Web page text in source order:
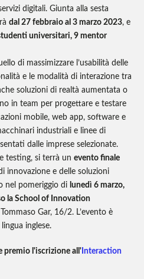
digitali. Giunta alla sesta
dal 27 febbraio al 3 marzo 2023, e
universitari, 9 mentor
di massimizzare l’usabilità delle
e le modalità di interazione tra
soluzioni di realtà aumentata o
in team per progettare e testare
mobile, web app, software e
industriali e linee di
dalle imprese selezionate.
testing, si terrà un evento finale
innovazione e delle soluzioni
nel pomeriggio di lunedì 6 marzo,
la School of Innovation
Gar, 16/2. L’evento è
inglese.
premio l'iscrizione all' Interaction